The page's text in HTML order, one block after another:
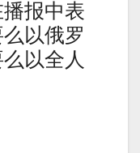
报中表
以俄罗
以全人